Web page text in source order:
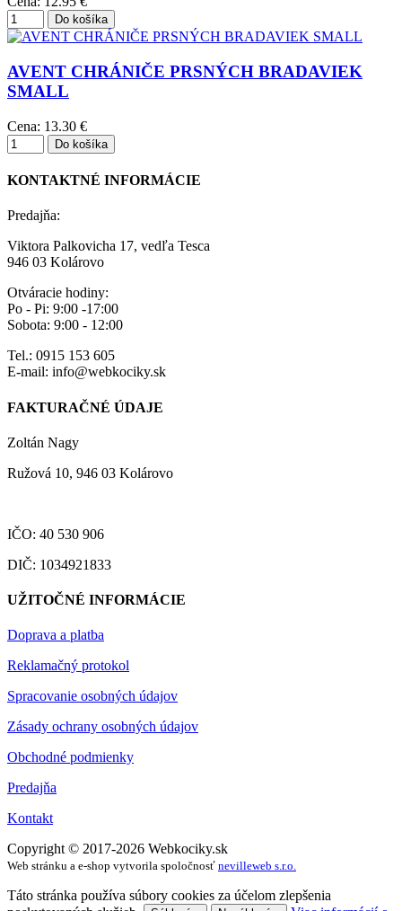
AVENT CHRÁNIČE PRSNÝCH BRADAVIEK
SMALL
Cena: 13.30 €
KONTAKTNÉ INFORMÁCIE
Predajňa:
Viktora Palkovicha 17, vedľa Tesca
946 03 Kolárovo
Otváracie hodiny:
Po - Pi: 9:00 -17:00
Sobota: 9:00 - 12:00
Tel.: 0915 153 605
E-mail: info@webkociky.sk
FAKTURAČNÉ ÚDAJE
Zoltán Nagy
Ružová 10, 946 03 Kolárovo
IČO: 40 530 906
DIČ: 1034921833
UŽITOČNÉ INFORMÁCIE
Doprava a platba
Reklamačný protokol
Spracovanie osobných údajov
Zásady ochrany osobných údajov
Obchodné podmienky
Predajňa
Kontakt
Copyright © 2017-2026 Webkociky.sk
Web stránku a e-shop vytvorila spoločnosť nevilleweb s.r.o.
Táto stránka používa súbory cookies za účelom zlepšenia